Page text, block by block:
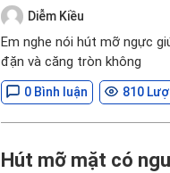
Diễm Kiều
Em nghe nói hút mỡ ngực
đặn và căng tròn không
0 Bình luận 810
Hút mỡ mặt có